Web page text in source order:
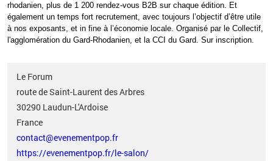
rhodanien, plus de 1 200 rendez-vous B2B sur chaque édition. Et
également un temps fort recrutement, avec toujours l’objectif d’être utile
à nos exposants, et in fine à l’économie locale. Organisé par le Collectif,
l'agglomération du Gard-Rhodanien, et la CCI du Gard. Sur inscription.
Le Forum
route de Saint-Laurent des Arbres
30290 Laudun-L'Ardoise
France
contact@evenementpop.fr
https://evenementpop.fr/le-salon/